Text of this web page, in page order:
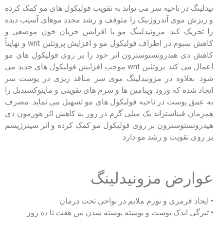
نیدلینگ در ناحیه سر می تواند به تقویت فولیکول های مو کمک کرده
و ریزش موی آندروژنیک را متوقف و رشد مجدد موهای آسیب دیده
را تحریک کند. مزونیدلینگ مو با افزایش جریان خون موضعی و
کاهش سبوم در اطراف فولیکول مو و افزایش پروتئین wnt و نهایتاً
کاهش دی هیدروتستوسترون اثر خود را بر روی فولیکول های مو
اعمال می کند. پروتئین wnt موجب افزایش فولیکول های جدید می
شود. بعلاوه در مزونیدلینگ موی سر منافذ ریزی در پوست سر
ایجاد شده که ورود ویتامین ها و سرم های تقویتی و ماینوکسیدیل را
به عمق پوست در ناحیه فولیکول های مو تسهیل می نماید. مصرف
همزمان فیناستراید یک میلی گرم در روز به کاهش اثر هورمون دی
هیدروتستوسترون بر روی فولیکول مو کمک کرده و اثر سینرژیسم
بر روی تقویت و رشد مو دارد.
عوارض مزونیدلینگ
• ایجاد قرمزی و تورم ملایم در نواحی تحت درمان
• تیرگی اندک پوست و پوسته پوسته شدن بین هفت تا ده روز